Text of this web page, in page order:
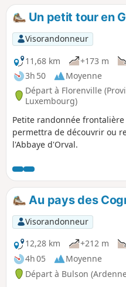
Un petit tour en
Visorandonneur
11,68 km
+173 m
3h 50
Moyenne
Départ à Florenville
Luxembourg)
Petite randonnée
permettra de découvrir ou
l'Abbaye d'Orval.
Au pays des
Visorandonneur
12,28 km
+212 m
4h 05
Moyenne
Départ à Bulson